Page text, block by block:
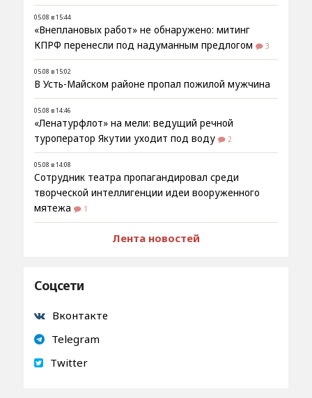
05.08 в 15:44
«Внеплановых работ» не обнаружено: митинг
КПРФ перенесли под надуманным предлогом
3
05.08 в 15:02
В Усть-Майском районе пропал пожилой мужчина
05.08 в 14:46
«Ленатурфлот» на мели: ведущий речной
туроператор Якутии уходит под воду
2
05.08 в 14:08
Сотрудник театра пропагандировал среди
творческой интеллигенции идеи вооруженного
мятежа
1
Лента новостей
Соцсети
Вконтакте
Telegram
Twitter